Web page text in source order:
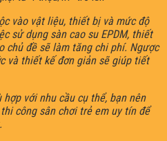
vào vật liệu, thiết bị và mức độ
sử dụng sàn cao su EPDM, thiết
chủ đề sẽ làm tăng chi phí. Ngược
và thiết kế đơn giản sẽ giúp tiết
với nhu cầu cụ thể, bạn nên
công sân chơi trẻ em uy tín để